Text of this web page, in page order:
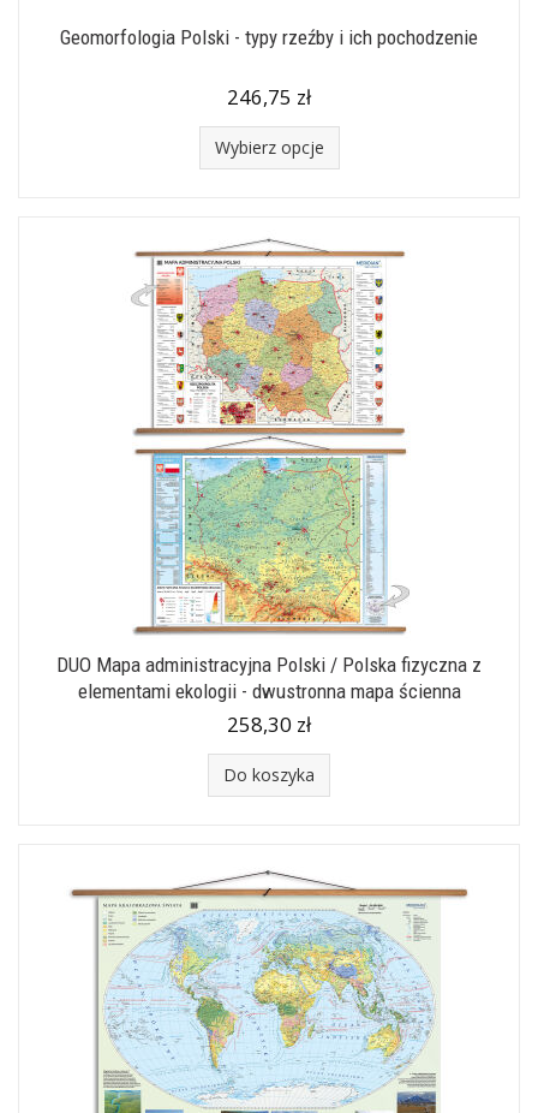
Geomorfologia Polski - typy rzeźby i ich pochodzenie
246,75 zł
Wybierz opcje
DUO Mapa administracyjna Polski / Polska fizyczna z
elementami ekologii - dwustronna mapa ścienna
258,30 zł
Do koszyka